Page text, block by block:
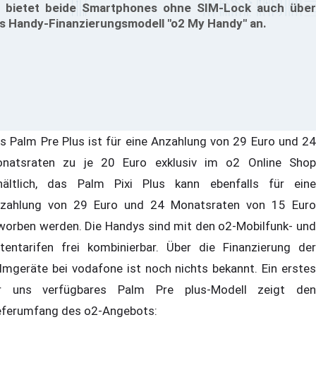
bietet beide Smartphones ohne SIM-Lock auch über
Handy-Finanzierungsmodell "o2 My Handy" an.
Palm Pre Plus ist für eine Anzahlung von 29 Euro und 24
zu je 20 Euro exklusiv im o2 Online Shop
das Palm Pixi Plus kann ebenfalls für eine
von 29 Euro und 24 Monatsraten von 15 Euro
werden. Die Handys sind mit den o2-Mobilfunk- und
frei kombinierbar. Über die Finanzierung der
bei vodafone ist noch nichts bekannt. Ein erstes
uns verfügbares Palm Pre plus-Modell zeigt den
des o2-Angebots: